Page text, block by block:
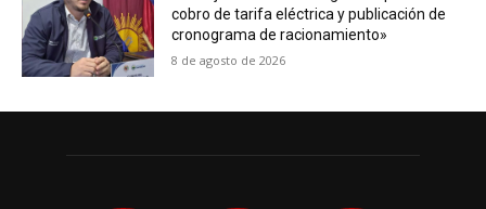
cobro de tarifa eléctrica y publicación de
cronograma de racionamiento»
8 de agosto de 2026